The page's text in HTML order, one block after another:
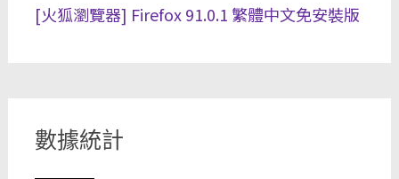
[火狐瀏覽器] Firefox 91.0.1 繁體中文免安裝版
數據統計